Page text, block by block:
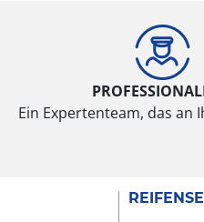
Ein Expertenteam, das an